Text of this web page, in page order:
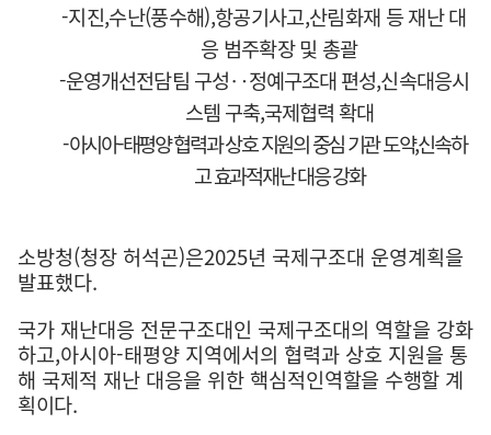
-지진,수난(풍수해),항공기사고,산림화재 등 재난 대
응 범주확장 및 총괄
-운영개선전담팀 구성‥정예구조대 편성,신속대응시
스템 구축,국제협력 확대
-아시아-태평양 협력과 상호 지원의 중심 기관 도약,신속하
고 효과적재난 대응 강화
소방청(청장 허석곤)은2025년 국제구조대 운영계획을
발표했다.
국가 재난대응 전문구조대인 국제구조대의 역할을 강화
하고,아시아-태평양 지역에서의 협력과 상호 지원을 통
해 국제적 재난 대응을 위한 핵심적인역할을 수행할 계
획이다.